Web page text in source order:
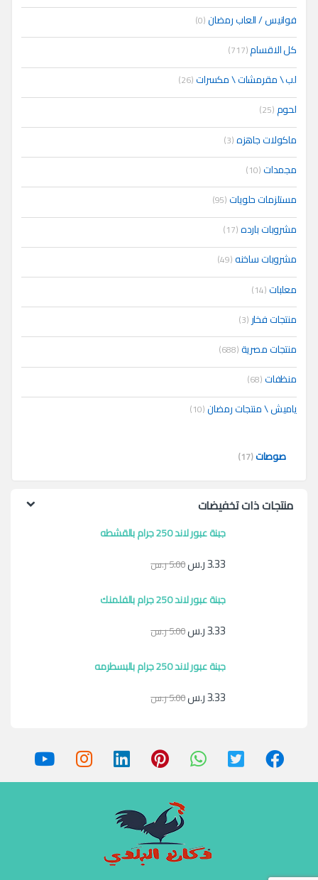
فوانيس / العاب رمضان(0)
كل الاقسام(717)
لب \ مقرمشات \ مكسرات(26)
لحوم(25)
ماكولات جاهزه(3)
مجمدات(10)
مستلزمات حلويات(95)
مشروبات بارده(17)
مشروبات ساخنه(49)
معلبات(14)
منتجات فخار (3)
منتجات مصرية(688)
منظفات(68)
ياميش \ منتجات رمضان(10)
صوصات(17)
منتجات ذات تخفيضات
جبنة عبور لاند 250 جرام بالقشطه
3.33ر.س5.00ر.س
جبنة عبور لاند 250 جرام بالفلمنك
3.33ر.س5.00ر.س
جبنة عبور لاند 250 جرام بالبسطرمه
3.33ر.س5.00ر.س